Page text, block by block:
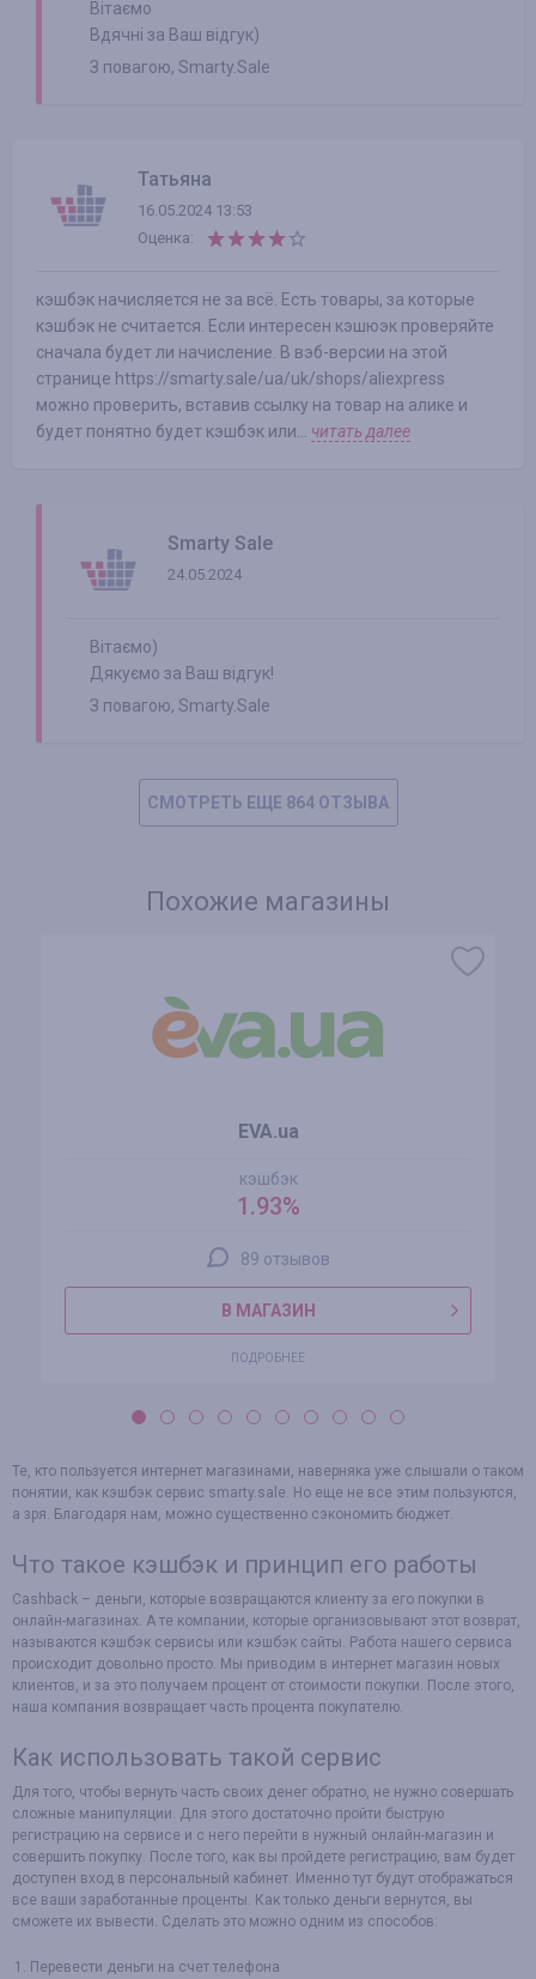
Вітаємо
Вдячні за Ваш відгук)
З повагою, Smarty.Sale
Татьяна
16.05.2024 13:53
Оценка:
кэшбэк начисляется не за всё. Есть товары, за которые
кэшбэк не считается. Если интересен кэшюэк проверяйте
сначала будет ли начисление. В вэб-версии на этой
странице https://smarty.sale/ua/uk/shops/aliexpress
можно проверить, вставив ссылку на товар на алике и
будет понятно будет кэшбэк или... читать далее
Smarty Sale
24.05.2024
Вітаємо)
Дякуємо за Ваш відгук!
З повагою, Smarty.Sale
СМОТРЕТЬ ЕЩЕ 864 ОТЗЫВА
Похожие магазины
EVA.ua
кэшбэк
1.93%
89 отзывов
В МАГАЗИН
ПОДРОБНЕЕ
Те, кто пользуется интернет магазинами, наверняка уже слышали о таком
понятии, как кэшбэк сервис smarty.sale. Но еще не все этим пользуются,
а зря. Благодаря нам, можно существенно сэкономить бюджет.
Что такое кэшбэк и принцип его работы
Cashback – деньги, которые возвращаются клиенту за его покупки в
онлайн-магазинах. А те компании, которые организовывают этот возврат,
называются кэшбэк сервисы или кэшбэк сайты. Работа нашего сервиса
происходит довольно просто. Мы приводим в интернет магазин новых
клиентов, и за это получаем процент от стоимости покупки. После этого,
наша компания возвращает часть процента покупателю.
Как использовать такой сервис
Для того, чтобы вернуть часть своих денег обратно, не нужно совершать
сложные манипуляции. Для этого достаточно пройти быструю
регистрацию на сервисе и с него перейти в нужный онлайн-магазин и
совершить покупку. После того, как вы пройдете регистрацию, вам будет
доступен вход в персональный кабинет. Именно тут будут отображаться
все ваши заработанные проценты. Как только деньги вернутся, вы
сможете их вывести. Сделать это можно одним из способов:
Перевести деньги на счет телефона